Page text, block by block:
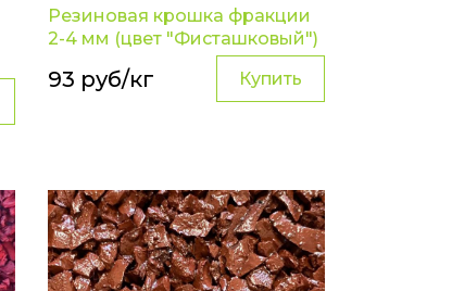
Резиновая крошка фракции
2-4 мм (цвет "Фисташковый")
93 руб/кг Купить